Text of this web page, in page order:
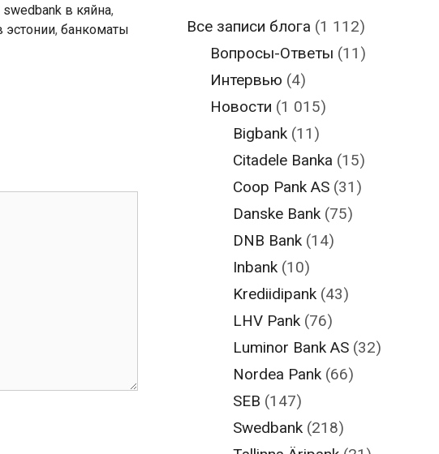
в кяйна,
эстонии, банкоматы
Все записи блога (1 112)
Вопросы-Ответы (11)
Интервью (4)
Новости (1 015)
Bigbank (11)
Citadele Banka (15)
Coop Pank AS (31)
Danske Bank (75)
DNB Bank (14)
Inbank (10)
Krediidipank (43)
LHV Pank (76)
Luminor Bank AS (32)
Nordea Pank (66)
SEB (147)
Swedbank (218)